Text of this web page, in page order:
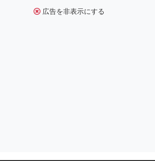
広告を非表示にする